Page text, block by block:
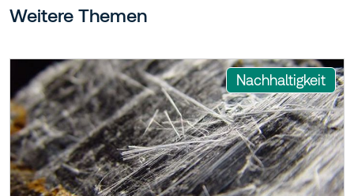
Weitere Themen
Nachhaltigkeit: